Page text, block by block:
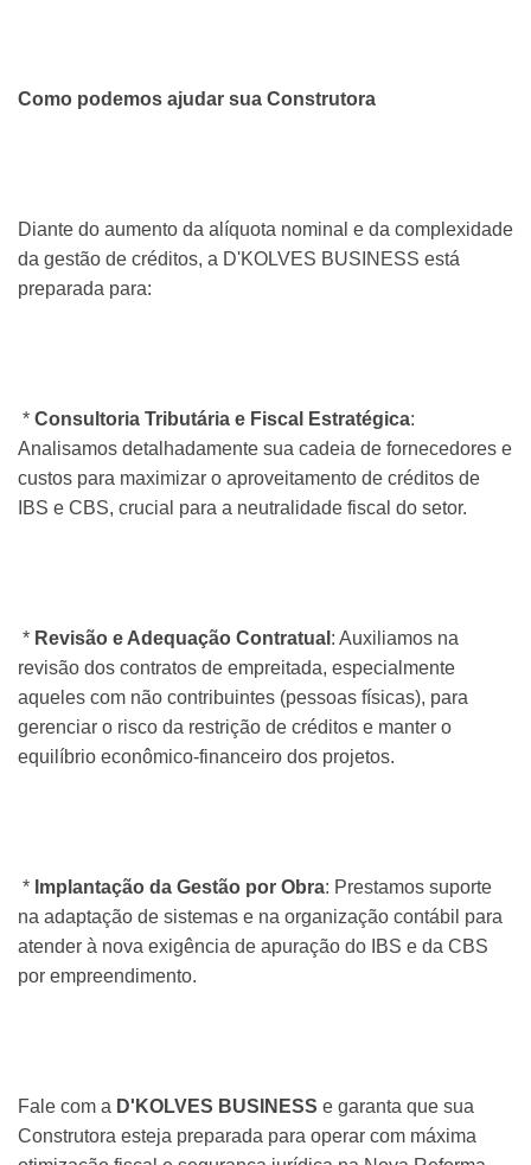
Como podemos ajudar sua Construtora
Diante do aumento da alíquota nominal e da complexidade
da gestão de créditos, a D'KOLVES BUSINESS está
preparada para:
* Consultoria Tributária e Fiscal Estratégica:
Analisamos detalhadamente sua cadeia de fornecedores e
custos para maximizar o aproveitamento de créditos de
IBS e CBS, crucial para a neutralidade fiscal do setor.
* Revisão e Adequação Contratual : Auxiliamos na
revisão dos contratos de empreitada, especialmente
aqueles com não contribuintes (pessoas físicas), para
gerenciar o risco da restrição de créditos e manter o
equilíbrio econômico-financeiro dos projetos.
* Implantação da Gestão por Obra: Prestamos suporte
na adaptação de sistemas e na organização contábil para
atender à nova exigência de apuração do IBS e da CBS
por empreendimento.
Fale com a D'KOLVES BUSINESS e garanta que sua
Construtora esteja preparada para operar com máxima